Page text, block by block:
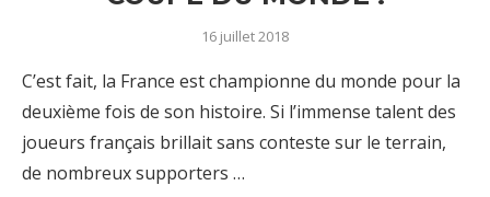
16 juillet 2018
C’est fait, la France est championne du monde pour la
deuxième fois de son histoire. Si l’immense talent des
joueurs français brillait sans conteste sur le terrain,
de nombreux supporters …